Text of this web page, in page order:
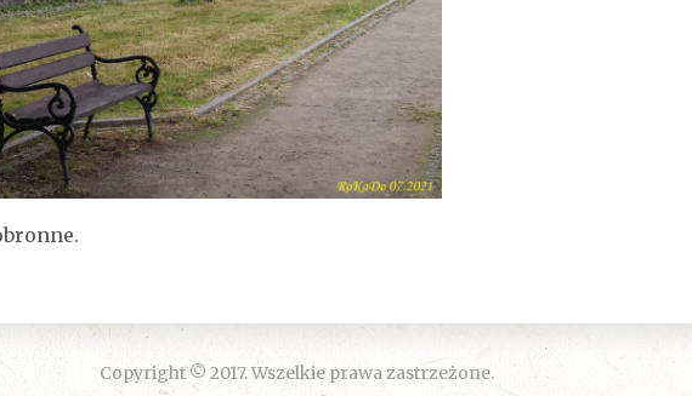
Copyright © 2017. Wszelkie prawa zastrzeżone.